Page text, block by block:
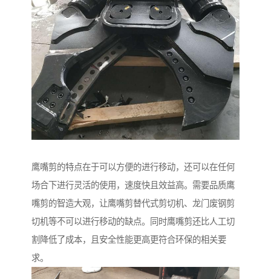
鹰嘴剪的特点在于可以方便的进行移动，还可以在任何
场合下进行灵活的使用，速度快且效益高。需要品质鹰
嘴剪的智造大观，让鹰嘴剪替代式剪切机、龙门废钢剪
切机等不可以进行移动的缺点。同时鹰嘴剪还比人工切
割降低了成本，且安全性能更高更符合环保的相关要
求。